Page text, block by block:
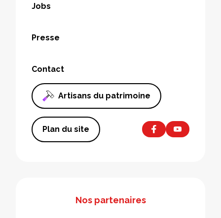
Jobs
Presse
Contact
Artisans du patrimoine
Plan du site
Nos partenaires